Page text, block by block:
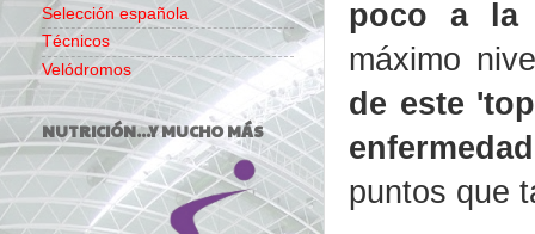
poco a la
máximo
de este
enfermedad
puntos que
Selección española
Técnicos
Velódromos
NUTRICIÓN...Y MUCHO MÁS